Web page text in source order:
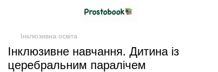
Інклюзивна освіта
Інклюзивне навчання. Дитина із
церебральним паралічем